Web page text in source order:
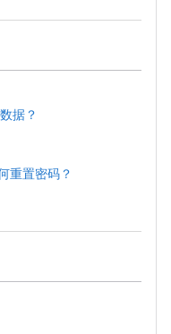
据？
重置密码？